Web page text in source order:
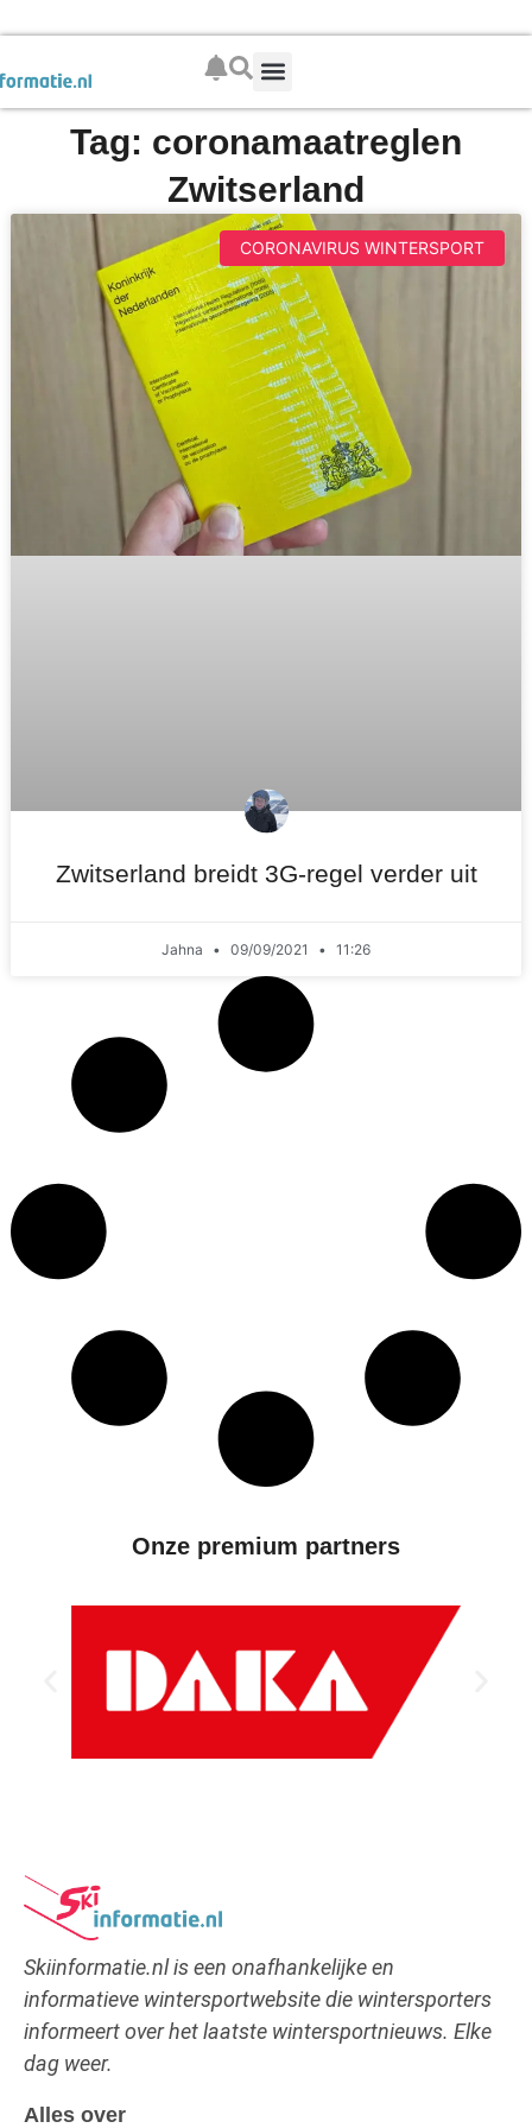
Tag: coronamaatreglen
Zwitserland
CORONAVIRUS WINTERSPORT
Zwitserland breidt 3G-regel verder uit
Jahna 09/09/2021 11:26
Onze premium partners
Skiinformatie.nl is een onafhankelijke en
informatieve wintersportwebsite die wintersporters
informeert over het laatste wintersportnieuws. Elke
dag weer.
Alles over